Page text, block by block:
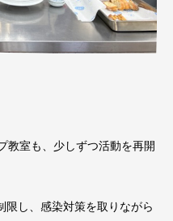
教室も、少しずつ活動を再開
限し、感染対策を取りながら